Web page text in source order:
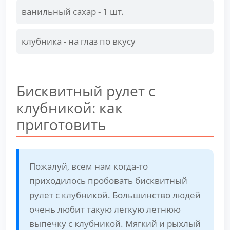
ванильный сахар - 1 шт.
клубника - на глаз по вкусу
Бисквитный рулет с
клубникой: как
приготовить
Пожалуй, всем нам когда-то
приходилось пробовать бисквитный
рулет с клубникой. Большинство людей
очень любит такую легкую летнюю
выпечку с клубникой. Мягкий и рыхлый